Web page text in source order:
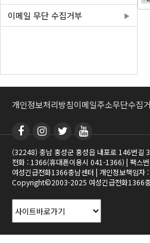
이메일 무단 수집거부
개인정보처리방침이메일주소무단수집
(32248) 충남 홍성군 홍성읍 내포로 146번길
전화 : 1366(휴대폰이용시 041-1366) | 팩스
여성긴급전화1366충남센터 | 개인정보책임자
Copyright©2003-2025 여성긴급전화1366충